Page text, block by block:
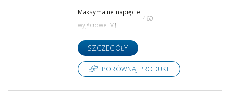
Maksymalne napięcie
wyjściowe [V]
460
SZCZEGÓŁY
PORÓWNAJ PRODUKT